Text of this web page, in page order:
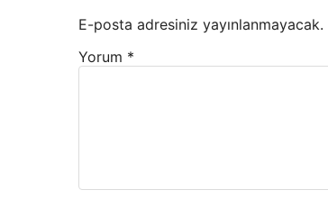
E-posta adresiniz yayınlanmayacak.
Yorum *